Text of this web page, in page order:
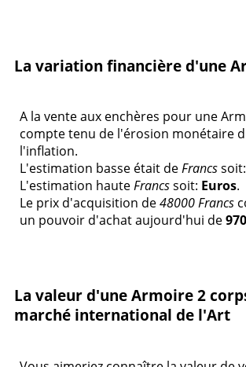
La variation financière d'une
A la vente aux enchères pour une
compte tenu de l'érosion monétaire
l'inflation.
L'estimation basse était deFrancssoit:
L'estimation hauteFrancssoit: Euros.
Le prix d'acquisition de48000 Francs
un pouvoir d'achat aujourd'hui de
La valeur d'une Armoire 2
marché international de l'Art